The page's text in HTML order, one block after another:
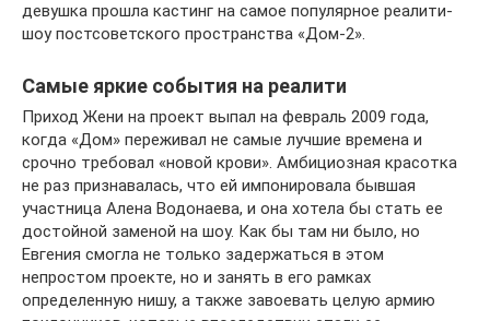
девушка прошла кастинг на самое популярное реалити-
шоу постсоветского пространства «Дом-2».
Самые яркие события на реалити
Приход Жени на проект выпал на февраль 2009 года,
когда «Дом» переживал не самые лучшие времена и
срочно требовал «новой крови». Амбициозная красотка
не раз признавалась, что ей импонировала бывшая
участница Алена Водонаева, и она хотела бы стать ее
достойной заменой на шоу. Как бы там ни было, но
Евгения смогла не только задержаться в этом
непростом проекте, но и занять в его рамках
определенную нишу, а также завоевать целую армию